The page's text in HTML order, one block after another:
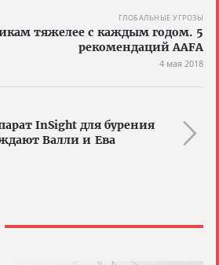
ГЛОБАЛЬНЫЕ УГРОЗЫ
тяжелее с каждым годом. 5
рекомендаций AAFA
4 мая 2018
InSight для бурения
Валли и Ева